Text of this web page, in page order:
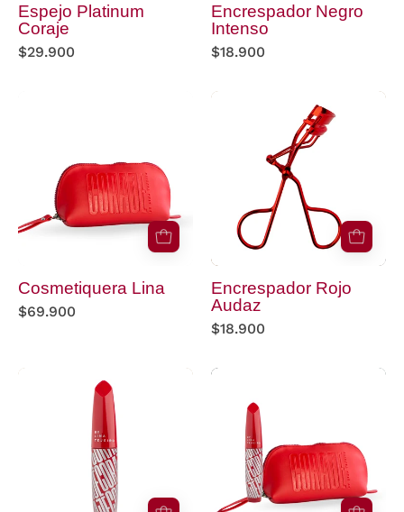
Espejo Platinum
Coraje
$29.900
Encrespador Negro
Intenso
$18.900
rojo
Cosmetiquera Lina
$69.900
Encrespador
Rojo
Audaz
Encrespador Rojo
Audaz
$18.900
pestañina
coraje
fondo
blanco
Cosmetiquera
Pestañina